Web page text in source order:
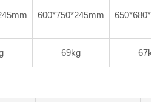
600*750*245mm
69kg 67kg